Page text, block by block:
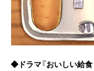
◆ドラマ『おいしい給食